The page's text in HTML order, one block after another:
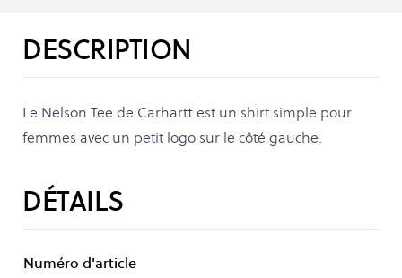
DESCRIPTION
Le Nelson Tee de Carhartt est un shirt simple pour
femmes avec un petit logo sur le côté gauche.
DÉTAILS
Numéro d'article